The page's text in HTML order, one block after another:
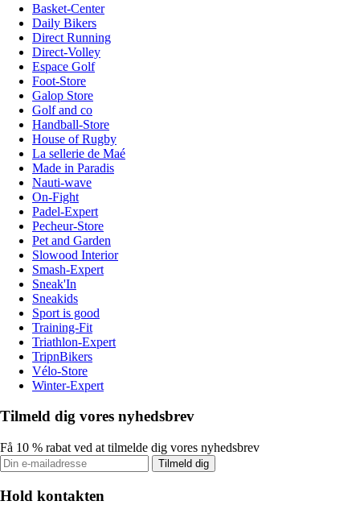
Basket-Center
Daily Bikers
Direct Running
Direct-Volley
Espace Golf
Foot-Store
Galop Store
Golf and co
Handball-Store
House of Rugby
La sellerie de Maé
Made in Paradis
Nauti-wave
On-Fight
Padel-Expert
Pecheur-Store
Pet and Garden
Slowood Interior
Smash-Expert
Sneak'In
Sneakids
Sport is good
Training-Fit
Triathlon-Expert
TripnBikers
Vélo-Store
Winter-Expert
Tilmeld dig vores nyhedsbrev
Få 10 % rabat ved at tilmelde dig vores nyhedsbrev
Tilmeld dig
Hold kontakten